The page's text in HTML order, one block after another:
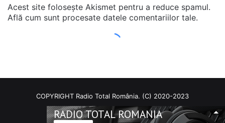
COPYRIGHT Radio Total România. (C) 2020-2023
Facebook
RSS
RADIO TOTAL ROMANIA